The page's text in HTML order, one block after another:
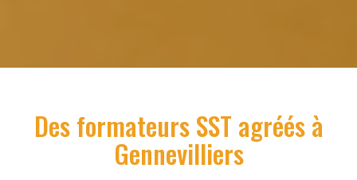
Des formateurs SST agréés à
Gennevilliers